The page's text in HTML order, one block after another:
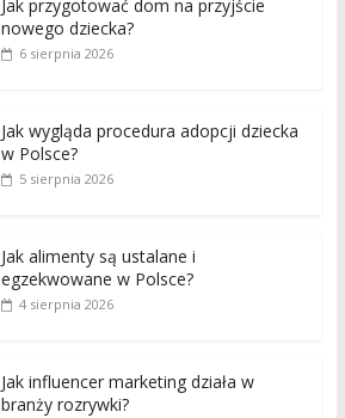
Jak przygotować dom na przyjście
nowego dziecka?
6 sierpnia 2026
Jak wygląda procedura adopcji dziecka
w Polsce?
5 sierpnia 2026
Jak alimenty są ustalane i
egzekwowane w Polsce?
4 sierpnia 2026
Jak influencer marketing działa w
branży rozrywki?